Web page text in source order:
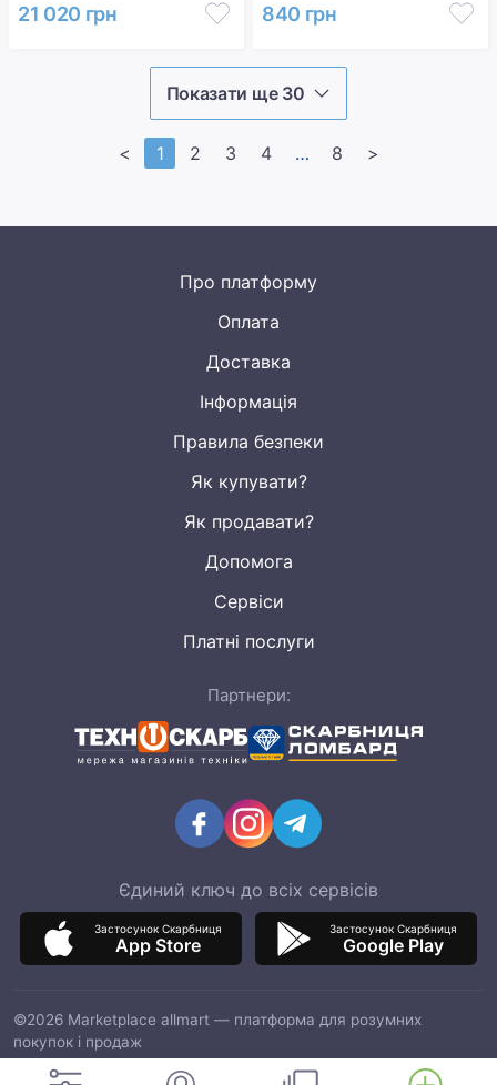
21 020 грн 840 грн
Показати ще 30
< 1 2 3 4 >> 8 >
Про платформу
Оплата
Доставка
Інформація
Правила безпеки
Як купувати?
Як продавати?
Допомога
Сервіси
Платні послуги
Партнери:
Єдиний ключ до всіх сервісів
Застосунок Скарбниця
App Store
Застосунок Скарбниця
Google Play
©2026 Marketplace allmart — платформа для розумних
покупок і продаж
ТОВ "ІТМ МАРКЕТ", код ЄДРПОУ 42964597, адреса: 03151, м.